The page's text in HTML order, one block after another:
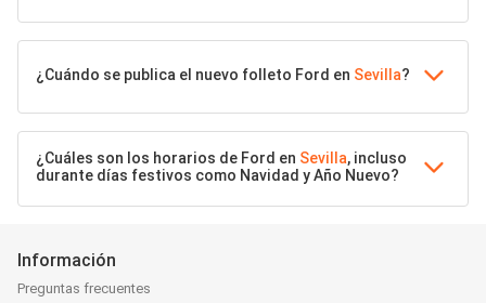
¿Cuándo se publica el nuevo folleto Ford en Sevilla?
¿Cuáles son los horarios de Ford en Sevilla, incluso
durante días festivos como Navidad y Año Nuevo?
Información
Preguntas frecuentes